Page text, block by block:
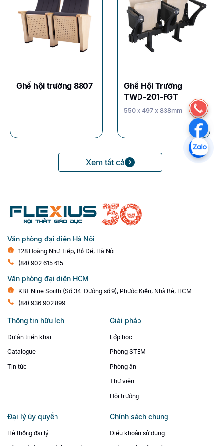
Ghế hội trường 8807
Ghế Hội Trường
TWD-201-FGT
550 x 497 x 838mm
Xem tất cả
Văn phòng đại diện Hà Nội
128 Hoàng Như Tiếp, Bồ Đề, Hà Nội
(84) 902 615 615
Văn phòng đại diện HCM
KBT Nine South (Số 34. Đường số 9), Phước Kiến, Nhà Bè, HCM
(84) 936 902 899
Thông tin hữu ích
Dự án triển khai
Catalogue
Tin tức
Giải pháp
Lớp học
Phòng STEM
Phòng ăn
Thư viện
Hội trường
Đại lý ủy quyền
Hệ thống đại lý
Chính sách chung
Điều khoản sử dụng